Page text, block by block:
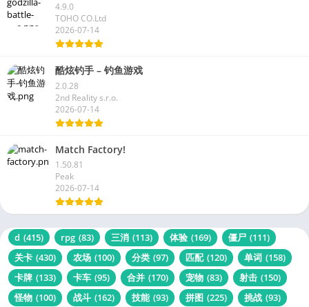
4.9.0
TOHO CO.Ltd
2026-07-14
酷炫钓手 – 钓鱼游戏
2.0.28
2nd Reality s.r.o.
2026-07-14
Match Factory!
1.50.81
Peak
2026-07-14
d (415) rpg (83) 三消 (113) 体验 (169) 僵尸 (111)
关卡 (430) 农场 (100) 分类 (97) 匹配 (120) 单词 (158)
卡牌 (133) 卡车 (95) 合并 (170) 宠物 (83) 射击 (150)
怪物 (100) 战斗 (162) 技能 (93) 拼图 (225) 挑战 (93)